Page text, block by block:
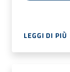
LEGGI DI PIÙ